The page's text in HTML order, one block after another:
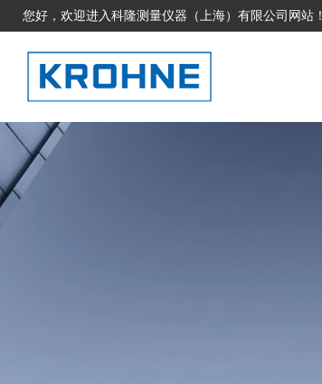
您好，欢迎进入科隆测量仪器（上海）有限公司网站！